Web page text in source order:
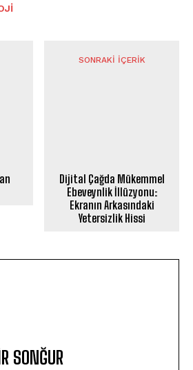
SONRAKI İÇERIK
Dijital Çağda Mükemmel
Ebeveynlik İllüzyonu:
Ekranın Arkasındaki
Yetersizlik Hissi
SONĞUR